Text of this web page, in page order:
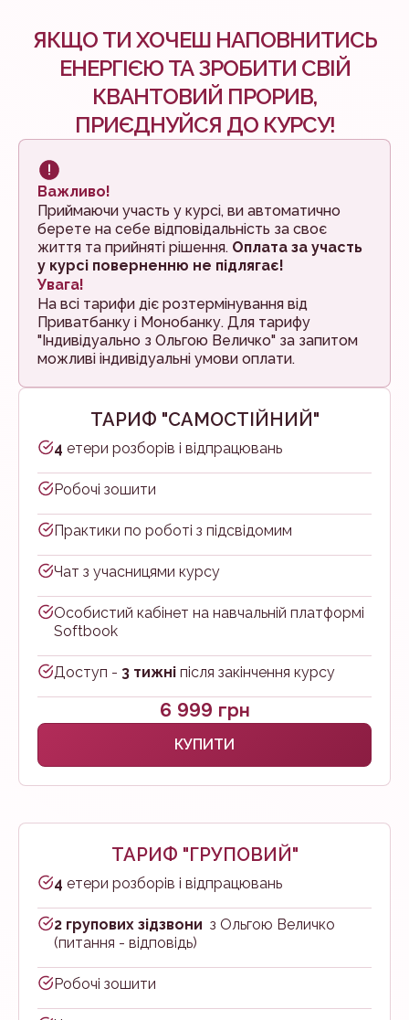
ЯКЩО ТИ ХОЧЕШ НАПОВНИТИСЬ
ЕНЕРГІЄЮ ТА ЗРОБИТИ СВІЙ
КВАНТОВИЙ ПРОРИВ,
ПРИЄДНУЙСЯ ДО КУРСУ!
Важливо!
Приймаючи участь у курсі, ви автоматично
берете на себе відповідальність за своє
життя та прийняті рішення. Оплата за участь
у курсі поверненню не підлягає!
Увага!
На всі тарифи діє розтермінування від
Приватбанку і Монобанку. Для тарифу
"Індивідуально з Ольгою Величко" за запитом
можливі індивідуальні умови оплати.
ТАРИФ "САМОСТІЙНИЙ"
4 етери розборів і відпрацювань
Робочі зошити
Практики по роботі з підсвідомим
Чат з учасницями курсу
Особистий кабінет на навчальній платформі
Softbook
Доступ - 3 тижні після закінчення курсу
6 999 грн
КУПИТИ
ТАРИФ "ГРУПОВИЙ"
4 етери розборів і відпрацювань
2 групових зідзвони з Ольгою Величко
(питання - відповідь)
Робочі зошити